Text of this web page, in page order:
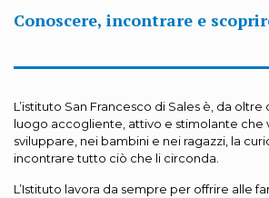
Conoscere, incontrare e
L’istituto San Francesco di Sales è, da
luogo accogliente, attivo e stimolante che
sviluppare, nei bambini e nei ragazzi, la
incontrare tutto ciò che li circonda.
L’Istituto lavora da sempre per offrire alle